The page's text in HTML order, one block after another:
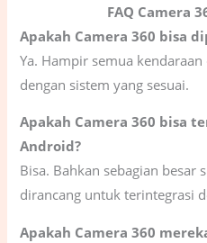
FAQ Camera
Apakah Camera 360 bisa
Ya. Hampir semua
dengan sistem yang sesuai.
Apakah Camera 360 bisa
Android?
Bisa. Bahkan sebagian besar
dirancang untuk terintegrasi
Apakah Camera 360